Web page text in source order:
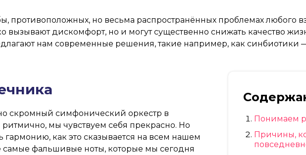
противоположных, но весьма распространённых проблемах любого
вызывают дискомфорт, но и могут существенно снижать качество
нам современные решения, такие например, как синбиотики
Понимаем
Причины,
скромный симфонический оркестр в
мы чувствуем себя прекрасно. Но
как это сказывается на всем нашем
самые фальшивые ноты, которые мы сегодня